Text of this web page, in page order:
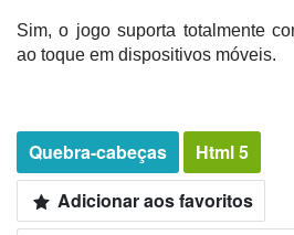
Sim, o jogo suporta totalmente
ao toque em dispositivos móveis.
Quebra-cabeças
Html 5
Adicionar aos favoritos